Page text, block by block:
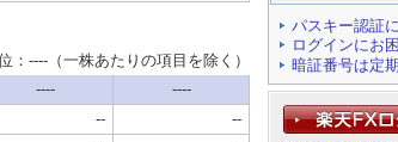
パスキー認証
ログインにお
暗証番号は定